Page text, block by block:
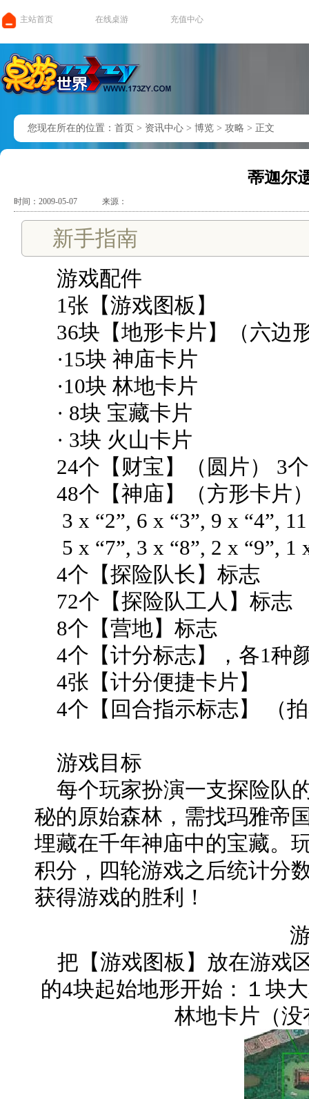
主站首页 在线桌游 充值中心
您现在所在的位置： 首页 > 资讯中心 > 博览 > 攻略 > 正文
蒂迦尔
时间：2009-05-07 来源：
新手指南
游戏配件
1张【游戏图板】
36块【地形卡片】（六边
·15块 神庙卡片
·10块 林地卡片
· 8块 宝藏卡片
· 3块 火山卡片
24个【财宝】（圆片）
48个【神庙】（方形卡片
3 x “2”, 6 x “3”, 9 x “4”,
5 x “7”, 3 x “8”, 2 x “9”, 1
4个【探险队长】标志
72个【探险队工人】标
8个【营地】标志
4个【计分标志】，各1种
4张【计分便捷卡片】
4个【回合指示标志】 （
游戏目标
每个玩家扮演一支探险队
秘的原始森林，需找玛雅帝
埋藏在千年神庙中的宝藏。
积分，四轮游戏之后统计分
获得游戏的胜利！
把【游戏图板】放在游戏
的4块起始地形开始：１块
林地卡片（